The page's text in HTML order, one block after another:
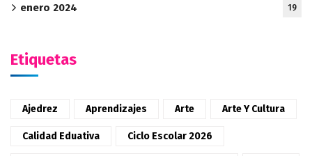
enero 2024 19
Etiquetas
Ajedrez Aprendizajes Arte Arte Y Cultura
Calidad Eduativa Ciclo Escolar 2026